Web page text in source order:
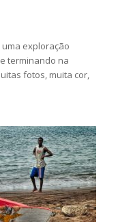
exploração
terminando na
fotos, muita cor,